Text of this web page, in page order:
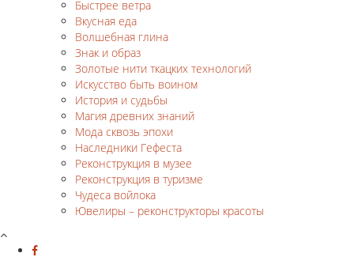
Быстрее ветра
Вкусная еда
Волшебная глина
Знак и образ
Золотые нити ткацких технологий
Искусство быть воином
История и судьбы
Магия древних знаний
Мода сквозь эпохи
Наследники Гефеста
Реконструкция в музее
Реконструкция в туризме
Чудеса войлока
Ювелиры – реконструкторы красоты